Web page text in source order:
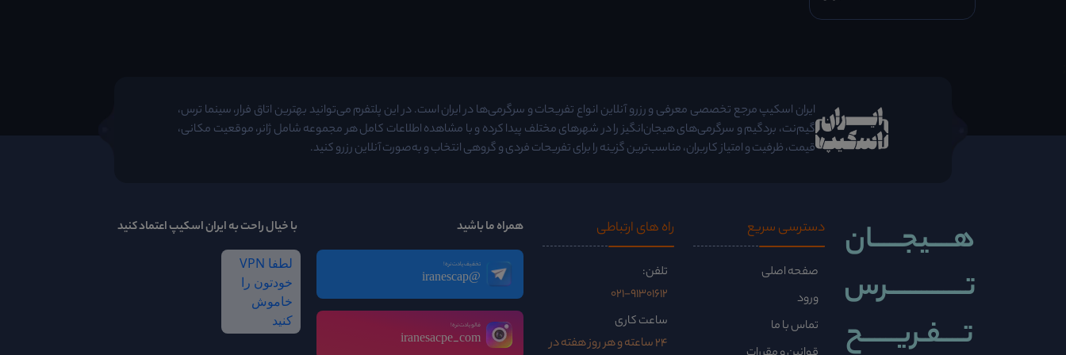
ایران اسکیپ مرجع تخصصی معرفی و رزرو آنلاین انواع تفریحات و سرگرمی‌ها در ایران است. در این پلتفرم می‌توانید بهترین اتاق فرار، سینما ترس،
گیم‌نت، بردگیم و سرگرمی‌های هیجان‌انگیز را در شهرهای مختلف پیدا کرده و با مشاهده اطلاعات کامل هر مجموعه شامل ژانر، موقعیت مکانی،
قیمت، ظرفیت و امتیاز کاربران، مناسب‌ترین گزینه را برای تفریحات فردی و گروهی انتخاب و به‌صورت آنلاین رزرو کنید.
هــــیجـــــان
تــــــــــــــرس
تــــفـریــــــح
دسترسی سریع
صفحه اصلی
ورود
تماس با ما
راه ‌های ارتباطی
تلفن:
021-91301612
ساعت کاری
24 ساعته و هر روز هفته در
همراه ما باشید
تخفیف یادت نره!
@iranescap
فالو یادت نره!
iranesacpe_com
با خیال راحت به ایران اسکیپ اعتماد کنید
لطفا VPN
خودتون را
خاموش
کنید